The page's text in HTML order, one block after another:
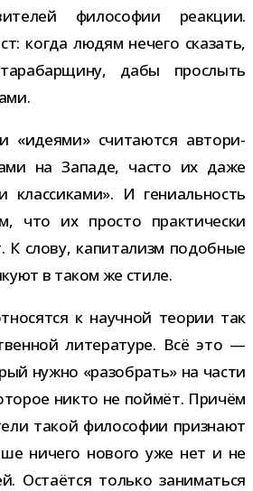
фило­со­фии реак­ции.
когда людям нечего ска­зать,
дабы про­слыть
«иде­ями» счи­та­ются авто­ри­
на Западе, часто их даже
И гени­аль­ность
что их про­сто прак­ти­че­ски
К слову, капи­та­лизм подоб­ные
в таком же стиле.
к науч­ной тео­рии так
лите­ра­туре. Всё это —
нужно «разо­брать» на части
никто не пой­мёт. Причём
такой фило­со­фии при­знают
ничего нового уже нет и не
Остаётся только зани­маться